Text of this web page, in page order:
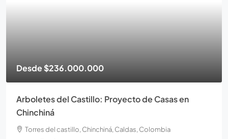
Desde$236.000.000
Arboletes del Castillo: Proyecto de Casas en
Chinchiná
Torres del castillo, Chinchiná, Caldas, Colombia